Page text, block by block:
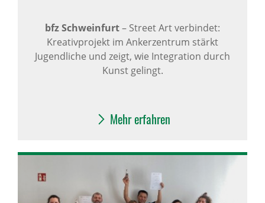
bfz Schweinfurt– Street Art verbindet:
Kreativprojekt im Ankerzentrum stärkt
Jugendliche und zeigt, wie Integration durch
Kunst gelingt.
Mehr erfahren